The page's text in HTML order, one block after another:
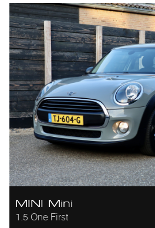
MINI Mini
1.5 One First